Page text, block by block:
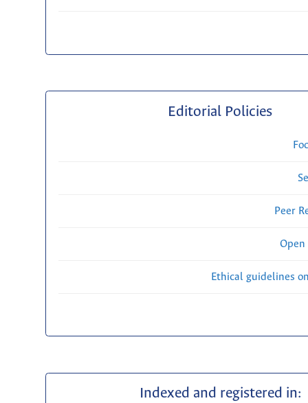
Editorial Policies
Peer
Open
Ethical guidelines
Indexed and registered in: